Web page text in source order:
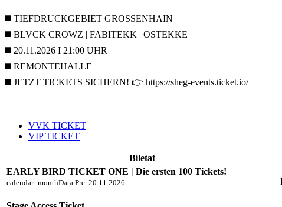
◼️ TIEFDRUCKGEBIET GROSSENHAIN
◼️ BLVCK CROWZ | FABITEKK | OSTEKKE
◼️ 20.11.2026 I 21:00 UHR
◼️ REMONTEHALLE
◼️ JETZT TICKETS SICHERN! 👉 https://sheg-events.ticket.io/
VVK TICKET
VIP TICKET
Biletat
EARLY BIRD TICKET ONE | Die ersten 100 Tickets!
calendar_monthData Pre. 20.11.2026